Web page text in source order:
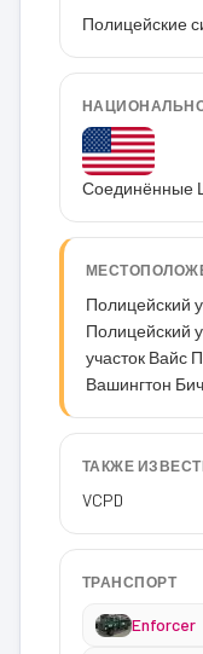
Полицейские
Соединённые
Полицейский
Полицейский
участок Вайс
Вашингтон Бич
ТАКЖЕ
VCPD
ТРАНСПОРТ
Enforcer